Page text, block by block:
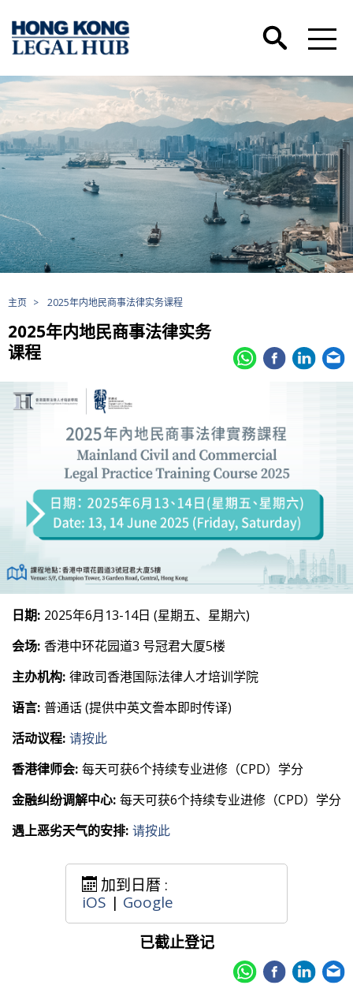
主页 > 2025年内地民商事法律实务课程
2025年内地民商事法律实务
课程
日期: 2025年6月13-14日 (星期五、星期六)
会场: 香港中环花园道3 号冠君大厦5楼
主办机构: 律政司香港国际法律人才培训学院
语言: 普通话 (提供中英文誊本即时传译)
活动议程: 请按此
香港律师会: 每天可获6个持续专业进修（CPD）学分
金融纠纷调解中心: 每天可获6个持续专业进修（CPD）学分
遇上恶劣天气的安排: 请按此
加到日暦 :
iOS | Google
已截止登记